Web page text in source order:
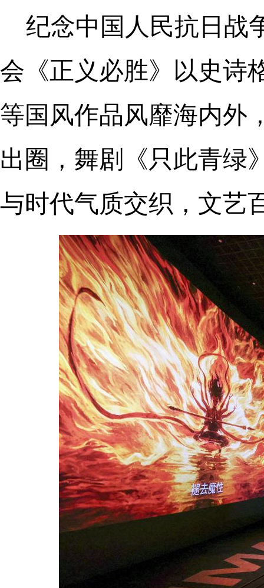
纪念中国人民抗日战
会《正义必胜》以史诗
等国风作品风靡海内外
出圈，舞剧《只此青
与时代气质交织，文艺